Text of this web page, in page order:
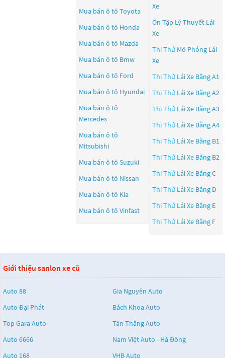
Mua bán ô tô Toyota
Mua bán ô tô Honda
Mua bán ô tô Mazda
Mua bán ô tô Bmw
Mua bán ô tô Ford
Mua bán ô tô Hyundai
Mua bán ô tô
Mercedes
Mua bán ô tô
Mitsubishi
Mua bán ô tô Suzuki
Mua bán ô tô Nissan
Mua bán ô tô Kia
Mua bán ô tô Vinfast
Xe
Ôn Tập Lý Thuyết Lái
Xe
Thi Thử Mô Phỏng Lái
Xe
Thi Thử Lái Xe Bằng A1
Thi Thử Lái Xe Bằng A2
Thi Thử Lái Xe Bằng A3
Thi Thử Lái Xe Bằng A4
Thi Thử Lái Xe Bằng B1
Thi Thử Lái Xe Bằng B2
Thi Thử Lái Xe Bằng C
Thi Thử Lái Xe Bằng D
Thi Thử Lái Xe Bằng E
Thi Thử Lái Xe Bằng F
Giới thiệu sanlon xe cũ
Auto 88
Gia Nguyên Auto
Auto Đại Phát
Bách Khoa Auto
Top Gara Auto
Tân Thắng Auto
Auto 6666
Nam Việt Auto - Hà Đông
Auto 168
VHB Auto